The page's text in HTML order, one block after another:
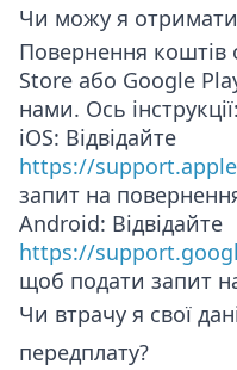
Чи можу я
Повернення коштів
Store або Google
нами. Ось інструкції:
iOS: Відвідайте
https://
запит на
Android: Відвідайте
https://
щоб подати запит
Чи втрачу я свої
передплату?